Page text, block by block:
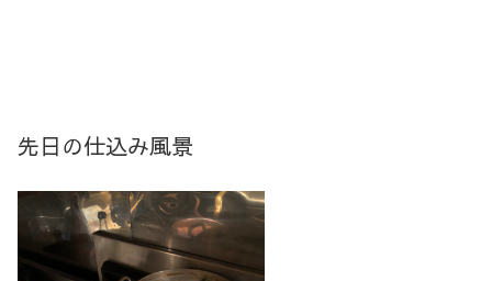
先日の仕込み風景